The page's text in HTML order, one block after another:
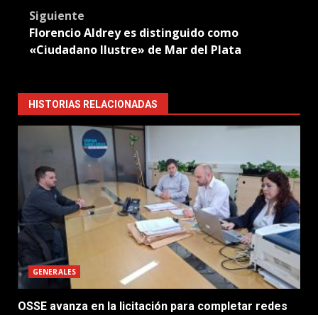
Siguiente
Florencio Aldrey es distinguido como
«Ciudadano Ilustre» de Mar del Plata
HISTORIAS RELACIONADAS
GENERALES
OSSE avanza en la licitación para completar redes